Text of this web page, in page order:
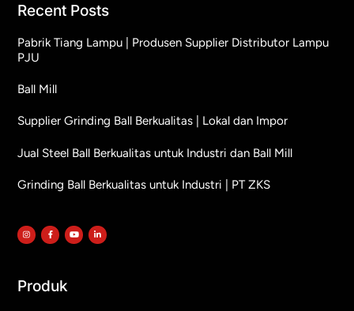
Recent Posts
Pabrik Tiang Lampu | Produsen Supplier Distributor Lampu
PJU
Ball Mill
Supplier Grinding Ball Berkualitas | Lokal dan Impor
Jual Steel Ball Berkualitas untuk Industri dan Ball Mill
Grinding Ball Berkualitas untuk Industri | PT ZKS
Produk